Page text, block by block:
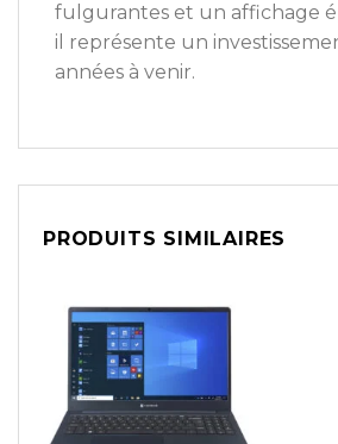
fulgurantes et un affichage
il représente un
années à venir.
PRODUITS SIMILAIRES